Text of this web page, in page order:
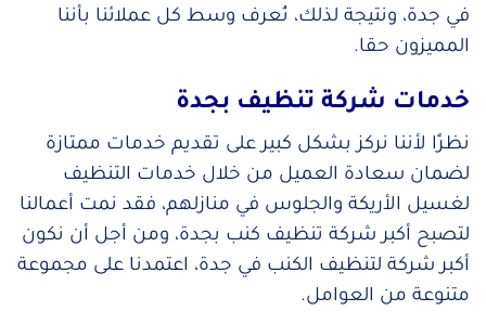
في جدة، ونتيجة لذلك، نُعرف وسط كل عملائنا بأننا
المميزون حقا.
خدمات شركة تنظيف بجدة
نظرًا لأننا نركز بشكل كبير على تقديم خدمات ممتازة
لضمان سعادة العميل من خلال خدمات التنظيف
لغسيل الأريكة والجلوس في منازلهم، فقد نمت أعمالنا
لتصبح أكبر شركة تنظيف كنب بجدة، ومن أجل أن نكون
أكبر شركة لتنظيف الكنب في جدة، اعتمدنا على مجموعة
متنوعة من العوامل.